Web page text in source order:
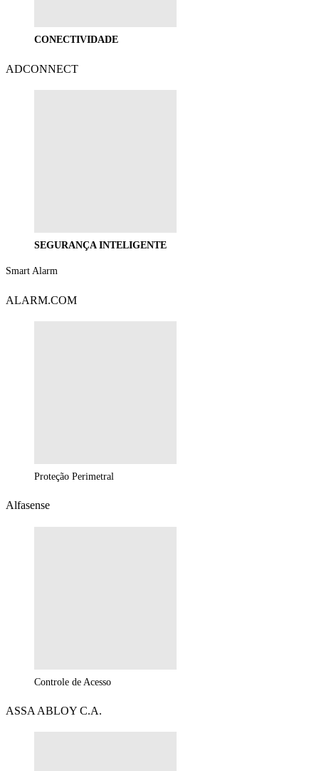
CONECTIVIDADE
ADCONNECT
SEGURANÇA INTELIGENTE
Smart Alarm
ALARM.COM
Proteção Perimetral
Alfasense
Controle de Acesso
ASSA ABLOY C.A.